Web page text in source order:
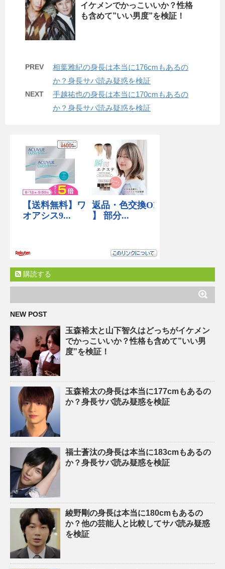
イケメンでかっこいいか？性格
も含めて”いい男度”を検証！
PREV
相葉雅紀の身長は本当に176cmもあるの
か？身長サバ読み疑惑を検証
NEXT
手越祐也の身長は本当に170cmもあるの
か？身長サバ読み疑惑を検証
購読する
NEW POST
玉森裕太と山下智久はどっちがイケメン
でかっこいいか？性格も含めて”いい男
度”を検証！
玉森裕太の身長は本当に177cmもあるの
か？身長サバ読み疑惑を検証
福士蒼汰の身長は本当に183cmもあるの
か？身長サバ読み疑惑を検証
綾野剛の身長は本当に180cmもあるの
か？他の芸能人と比較してサバ読み疑惑
を検証